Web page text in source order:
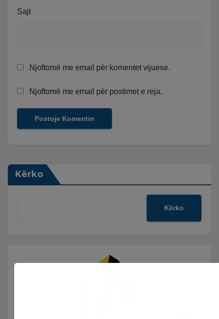
Sajt
Njoftomë me email për komentet vijuese.
Njoftomë me email për postimet e reja.
Kërko
Kërko